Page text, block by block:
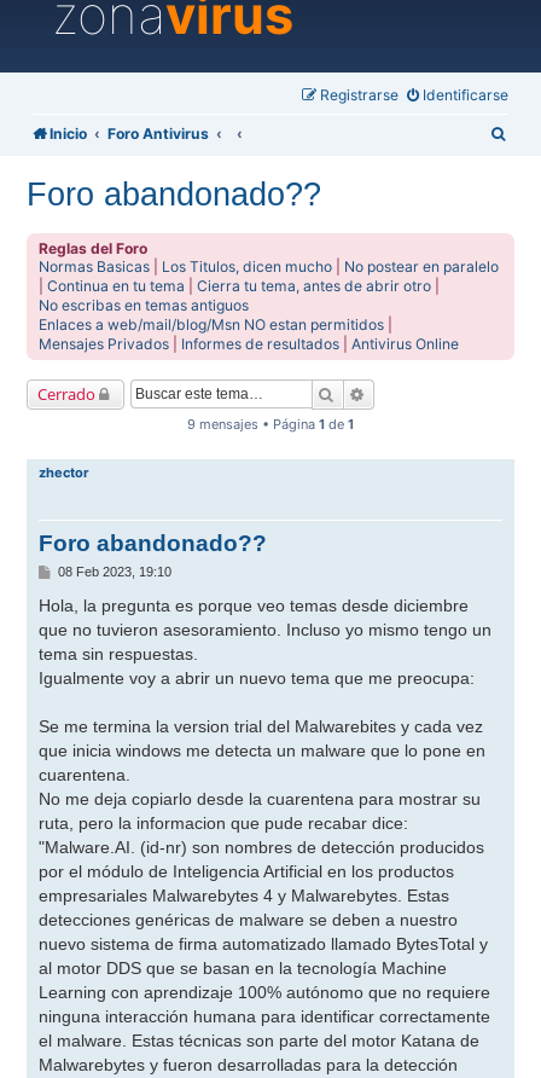
zonavirus
Identificarse
Registrarse
Inicio Foro Antivirus
Foro abandonado??
Reglas del Foro
Normas Basicas
Los Titulos, dicen mucho
No postear en paralelo
|Continua en tu tema |Cierra tu tema, antes de abrir otro
No escribas en temas antiguos
Enlaces a web/mail/blog/Msn NO estan permitidos
Mensajes Privados
Informes de resultados |Antivirus Online
Cerrado Buscar
9 mensajes • Página 1 de 1
zhector
Foro abandonado??
M
n
a
j
e
08 Feb 2023, 19:10
Hola, la pregunta es porque veo temas desde diciembre
que no tuvieron asesoramiento. Incluso yo mismo tengo un
tema sin respuestas.
Igualmente voy a abrir un nuevo tema que me preocupa:
Se me termina la version trial del Malwarebites y cada vez
que inicia windows me detecta un malware que lo pone en
cuarentena.
No me deja copiarlo desde la cuarentena para mostrar su
ruta, pero la informacion que pude recabar dice:
"Malware.AI. (id-nr) son nombres de detección producidos
por el módulo de Inteligencia Artificial en los productos
empresariales Malwarebytes 4 y Malwarebytes. Estas
detecciones genéricas de malware se deben a nuestro
nuevo sistema de firma automatizado llamado BytesTotal y
al motor DDS que se basan en la tecnología Machine
Learning con aprendizaje 100% autónomo que no requiere
ninguna interacción humana para identificar correctamente
el malware. Estas técnicas son parte del motor Katana de
Malwarebytes y fueron desarrolladas para la detección